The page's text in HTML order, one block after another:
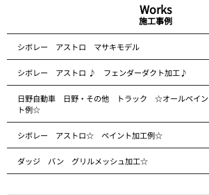
Works
施工事例
シボレー アストロ マサキモデル
シボレー アストロ ♪ フェンダーダクト加工♪
日野自動車 日野・その他 トラック ☆オールペイン
ト例☆
シボレー アストロ☆ ペイント加工例☆
ダッジ バン グリルメッシュ加工☆